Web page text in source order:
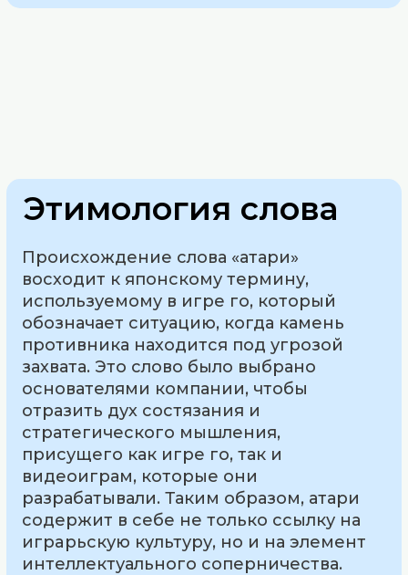
Этимология слова
Происхождение слова «атари»
восходит к японскому термину,
используемому в игре го, который
обозначает ситуацию, когда камень
противника находится под угрозой
захвата. Это слово было выбрано
основателями компании, чтобы
отразить дух состязания и
стратегического мышления,
присущего как игре го, так и
видеоиграм, которые они
разрабатывали. Таким образом, атари
содержит в себе не только ссылку на
игрaрьскую культуру, но и на элемент
интеллектуального соперничества.